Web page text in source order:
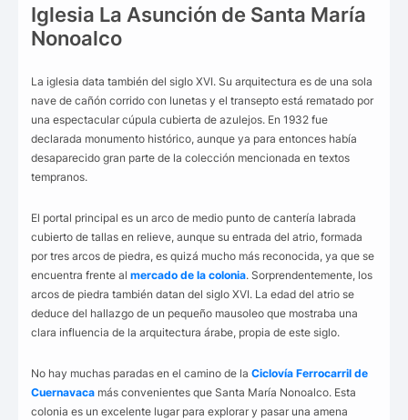
Iglesia La Asunción de Santa María
Nonoalco
La iglesia data también del siglo XVI. Su arquitectura es de una sola
nave de cañón corrido con lunetas y el transepto está rematado por
una espectacular cúpula cubierta de azulejos. En 1932 fue
declarada monumento histórico, aunque ya para entonces había
desaparecido gran parte de la colección mencionada en textos
tempranos.
El portal principal es un arco de medio punto de cantería labrada
cubierto de tallas en relieve, aunque su entrada del atrio, formada
por tres arcos de piedra, es quizá mucho más reconocida, ya que se
encuentra frente al mercado de la colonia. Sorprendentemente, los
arcos de piedra también datan del siglo XVI. La edad del atrio se
deduce del hallazgo de un pequeño mausoleo que mostraba una
clara influencia de la arquitectura árabe, propia de este siglo.
No hay muchas paradas en el camino de la Ciclovía Ferrocarril de
Cuernavaca más convenientes que Santa María Nonoalco. Esta
colonia es un excelente lugar para explorar y pasar una amena